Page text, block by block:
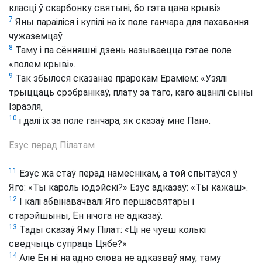
класці ў скарбонку святыні, бо гэта цана крыві».
7 Яны параіліся і купілі на іх поле ганчара для пахавання
чужаземцаў.
8 Таму і па сённяшні дзень называецца гэтае поле
«полем крыві».
9 Так збылося сказанае прарокам Ераміем: «Узялі
трыццаць срэбранікаў, плату за таго, каго ацанілі сыны
Ізраэля,
10 і далі іх за поле ганчара, як сказаў мне Пан».
Езус перад Пілатам
11 Езус жа стаў перад намеснікам, а той спытаўся ў
Яго: «Ты кароль юдэйскі?» Езус адказаў: «Ты кажаш».
12 І калі абвінавачвалі Яго першасвятары і
старэйшыны, Ён нічога не адказаў.
13 Тады сказаў Яму Пілат: «Ці не чуеш колькі
сведчыць супраць Цябе?»
14Але Ён ні на адно слова не адказваў яму, таму